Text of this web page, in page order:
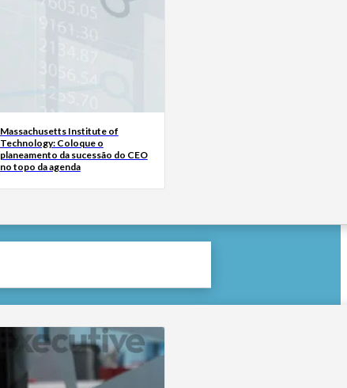
Massachusetts Institute of
Technology: Coloque o
planeamento da sucessão do CEO
no topo da agenda